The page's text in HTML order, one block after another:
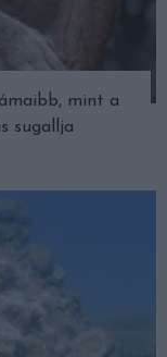
mint a
sugallja